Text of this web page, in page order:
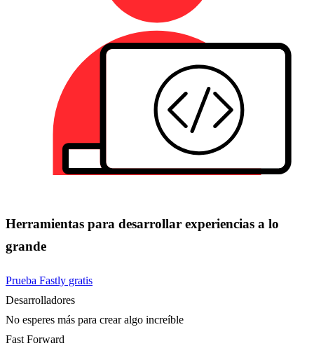
Herramientas para desarrollar experiencias a lo
grande
Prueba Fastly gratis
Desarrolladores
No esperes más para crear algo increíble
Fast Forward